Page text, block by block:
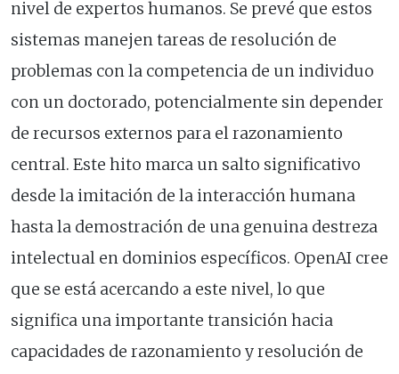
nivel de expertos humanos. Se prevé que estos
sistemas manejen tareas de resolución de
problemas con la competencia de un individuo
con un doctorado, potencialmente sin depender
de recursos externos para el razonamiento
central. Este hito marca un salto significativo
desde la imitación de la interacción humana
hasta la demostración de una genuina destreza
intelectual en dominios específicos. OpenAI cree
que se está acercando a este nivel, lo que
significa una importante transición hacia
capacidades de razonamiento y resolución de